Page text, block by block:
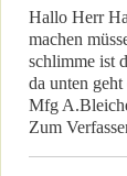
Hallo Herr
machen
schlimme ist
da unten
Mfg
Zum